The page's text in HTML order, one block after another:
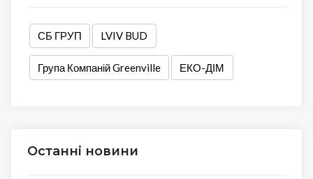
СБ ГРУП LVIV BUD
Група Компаній Greenville ЕКО-ДІМ
Останні новини